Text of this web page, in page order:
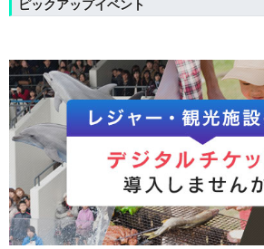
ピックアップイベント